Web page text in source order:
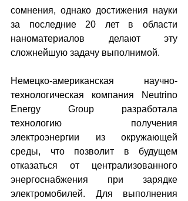
сомнения, однако достижения науки
за последние 20 лет в области
наноматериалов делают эту
сложнейшую задачу выполнимой.
Немецко-американская научно-
технологическая компания Neutrino
Energy Group разработала
технологию получения
электроэнергии из окружающей
среды, что позволит в будущем
отказаться от централизованного
энергоснабжения при зарядке
электромобилей. Для выполнения